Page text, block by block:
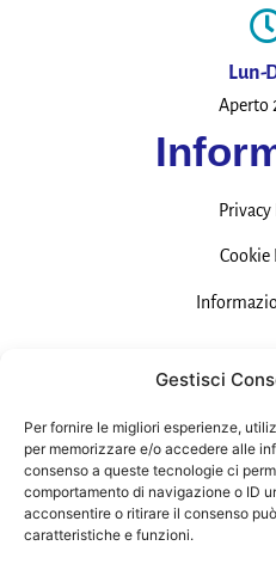
Gestisci
Per fornire le migliori esperienze,
per memorizzare e/o accedere alle
consenso a queste tecnologie ci
comportamento di navigazione o ID
acconsentire o ritirare il consenso
caratteristiche e funzioni.
Lun-
Aperto
Privacy
Cookie